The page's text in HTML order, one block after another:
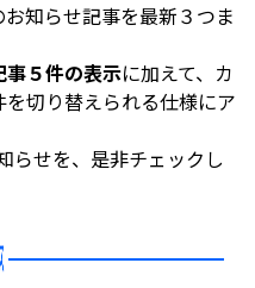
知らせ記事を最新３つま
事５件の表示に加えて、カ
切り替えられる仕様にア
らせを、是非チェックし